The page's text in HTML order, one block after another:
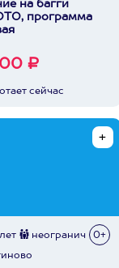
на багги
программа
₽
сейчас
неогранич 0+